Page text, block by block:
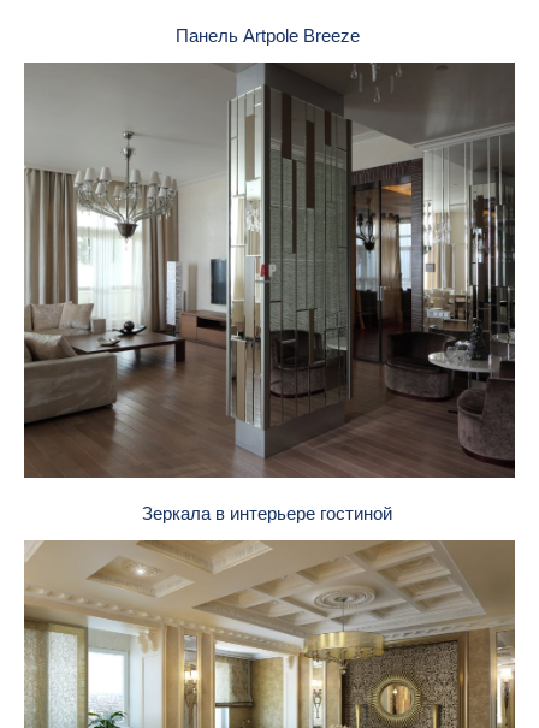
Панель Artpole Breeze
Зеркала в интерьере гостиной